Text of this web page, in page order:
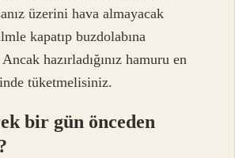
üzerini hava almayacak
kapatıp buzdolabına
hazırladığınız hamuru en
tüketmelisiniz.
bir gün önceden